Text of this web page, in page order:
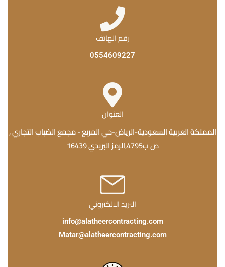
رقم الهاتف
0554609227
العنوان
المملكة العربية السعودية-الرياض-حي المربع - مجمع الضباب التجاري ,
ص ب4795,الرمز البريدي 16439
البريد الالكتروني
info@alatheercontracting.com
Matar@alatheercontracting.com